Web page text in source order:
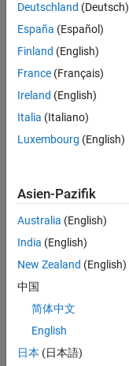
können
die
Suchkriterien
weiter
fassen
oder
alle
Stellenangebote
anzeigen .
noch
keine
offenen
Stellen
können,
die
Ihren
entsprechen,
Deutschland (Deutsch)
España (Español)
Finland (English)
France (Français)
Ireland (English)
Italia (Italiano)
Luxembourg (English)
Asien-Pazifik
Australia (English)
India (English)
New Zealand (English)
中国
简体中文
English
日本 (日本語)